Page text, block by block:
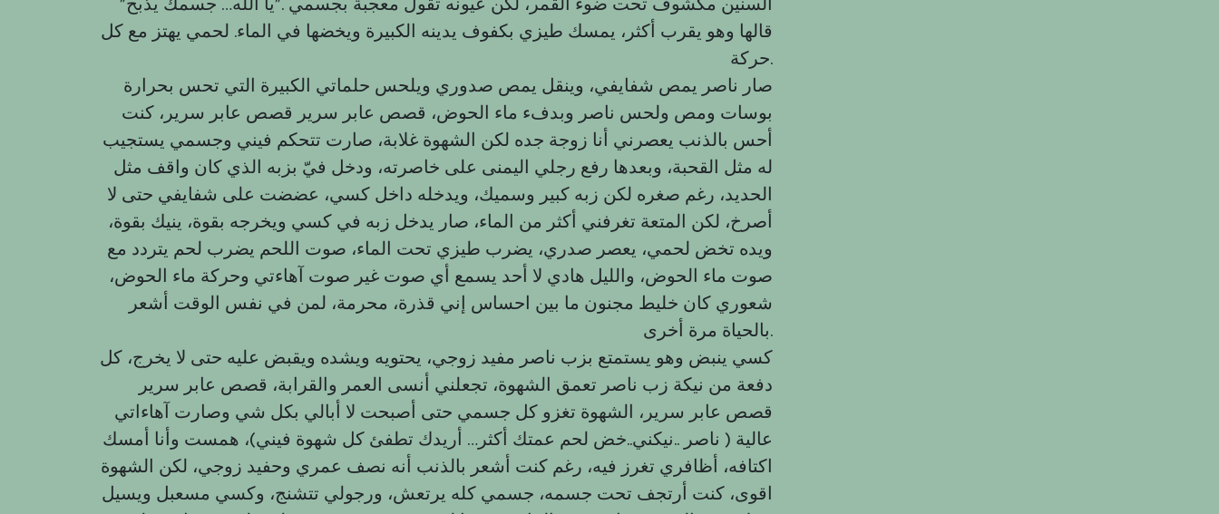
قالها وهو يقرب أكثر، يمسك طيزي بكفوف يدينه الكبيرة ويخضها في الماء. لحمي يهتز مع كل
حركة.
صار ناصر يمص شفايفي، وينقل يمص صدوري ويلحس حلماتي الكبيرة التي تحس بحرارة
بوسات ومص ولحس ناصر وبدفء ماء الحوض، قصص عابر سرير قصص عابر سرير، كنت
أحس بالذنب يعصرني أنا زوجة جده لكن الشهوة غلابة، صارت تتحكم فيني وجسمي يستجيب
له مثل القحبة، وبعدها رفع رجلي اليمنى على خاصرته، ودخل فيّ بزبه الذي كان واقف مثل
الحديد، رغم صغره لكن زبه كبير وسميك، ويدخله داخل كسي، عضضت على شفايفي حتى لا
أصرخ، لكن المتعة تغرفني أكثر من الماء، صار يدخل زبه في كسي ويخرجه بقوة، ينيك بقوة،
ويده تخض لحمي، يعصر صدري، يضرب طيزي تحت الماء، صوت اللحم يضرب لحم يتردد مع
صوت ماء الحوض، والليل هادي لا أحد يسمع أي صوت غير صوت آهاءتي وحركة ماء الحوض،
شعوري كان خليط مجنون ما بين احساس إني قذرة، محرمة، لمن في نفس الوقت أشعر
بالحياة مرة أخرى.
كسي ينبض وهو يستمتع بزب ناصر مفيد زوجي، يحتويه ويشده ويقبض عليه حتى لا يخرج، كل
دفعة من نيكة زب ناصر تعمق الشهوة، تجعلني أنسى العمر والقرابة، قصص عابر سرير
قصص عابر سرير، الشهوة تغزو كل جسمي حتى أصبحت لا أبالي بكل شي وصارت آهاءاتي
عالية ( ناصر ..نيكني..خض لحم عمتك أكثر… أريدك تطفئ كل شهوة فيني)، همست وأنا أمسك
اكتافه، أظافري تغرز فيه، رغم كنت أشعر بالذنب أنه نصف عمري وحفيد زوجي، لكن الشهوة
اقوى، كنت أرتجف تحت جسمه، جسمي كله يرتعش، ورجولي تتشنج، وكسي مسعبل ويسيل